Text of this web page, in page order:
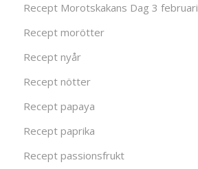
Recept Morotskakans Dag 3 februari
Recept morötter
Recept nyår
Recept nötter
Recept papaya
Recept paprika
Recept passionsfrukt